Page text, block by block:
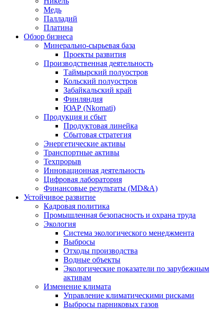
Медь
Палладий
Платина
Обзор бизнеса
Минерально-сырьевая база
Проекты развития
Производственная деятельность
Таймырский полуостров
Кольский полуостров
Забайкальский край
Финляндия
ЮАР (Nkomati)
Продукция и сбыт
Продуктовая линейка
Сбытовая стратегия
Энергетические активы
Транспортные активы
Техпрорыв
Инновационная деятельность
Цифровая лаборатория
Финансовые результаты (MD&A)
Устойчивое развитие
Кадровая политика
Промышленная безопасность и охрана труда
Экология
Система экологического менеджмента
Выбросы
Отходы производства
Водные объекты
Экологические показатели по зарубежным
активам
Изменение климата
Управление климатическими рисками
Выбросы парниковых газов